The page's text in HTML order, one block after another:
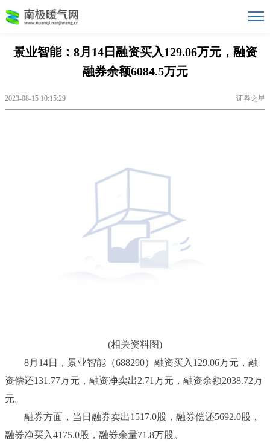
景业智能：8月14日融资买入129.06万元，融资
融券余额6084.5万元
2023-08-15 10:15:29 证券之星
(相关资料图)
8月14日，景业智能（688290）融资买入129.06万元，融
资偿还131.77万元，融资净卖出2.71万元，融资余额2038.72万
元。
融券方面，当日融券卖出1517.0股，融券偿还5692.0股，
融券净买入4175.0股，融券余量71.8万股。